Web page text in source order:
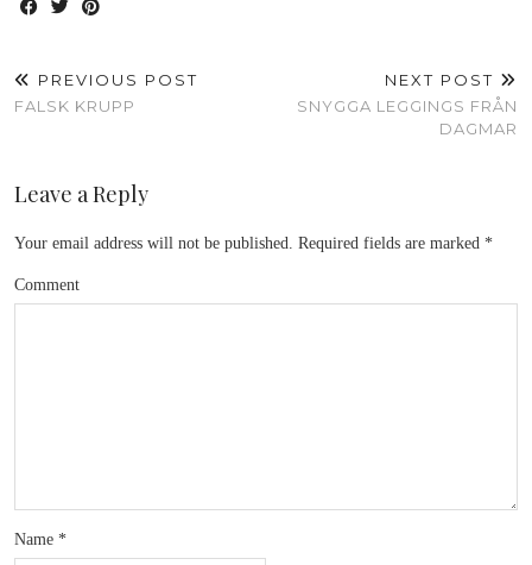
PREVIOUS POST
FALSK KRUPP
NEXT POST
SNYGGA LEGGINGS FRÅN
DAGMAR
Leave a Reply
Your email address will not be published. Required fields are marked *
Comment
Name *